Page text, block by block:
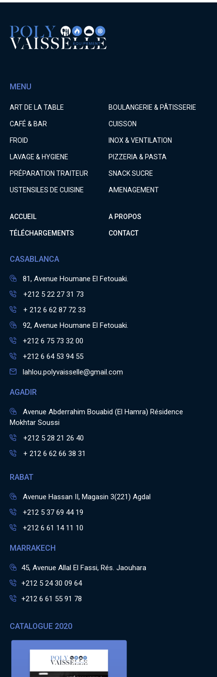
MENU
ART DE LA TABLE BOULANGERIE & PÂTISSERIE
CAFÉ & BAR CUISSON
FROID INOX & VENTILATION
LAVAGE & HYGIENE PIZZERIA & PASTA
PRÉPARATION TRAITEUR SNACK SUCRE
USTENSILES DE CUISINE AMENAGEMENT
ACCUEIL A PROPOS
TÉLÉCHARGEMENTS CONTACT
CASABLANCA
81, Avenue Houmane El Fetouaki.
+212 5 22 27 31 73
+ 212 6 62 87 72 33
92, Avenue Houmane El Fetouaki.
+212 6 75 73 32 00
+212 6 64 53 94 55
lahlou.polyvaisselle@gmail.com
AGADIR
Avenue Abderrahim Bouabid (El Hamra) Résidence
Mokhtar Soussi
+212 5 28 21 26 40
+ 212 6 62 66 38 31
RABAT
Avenue Hassan II, Magasin 3(221) Agdal
+212 5 37 69 44 19
+212 6 61 14 11 10
MARRAKECH
45, Avenue Allal El Fassi, Rés. Jaouhara
+212 5 24 30 09 64
+212 6 61 55 91 78
CATALOGUE 2020